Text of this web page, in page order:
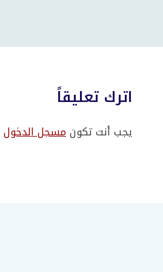
اترك تعليقاً
يجب أنت تكونمسجل الدخول